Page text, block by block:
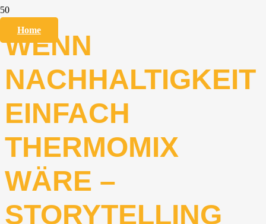
Home
WENN
NACHHALTIGKEIT
EINFACH
THERMOMIX
WÄRE –
STORYTELLING